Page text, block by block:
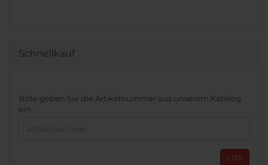
Schnellkauf
BITTE
GEBEN
Bitte geben Sie die Artikelnummer aus unserem Katalog
ein.
LOS